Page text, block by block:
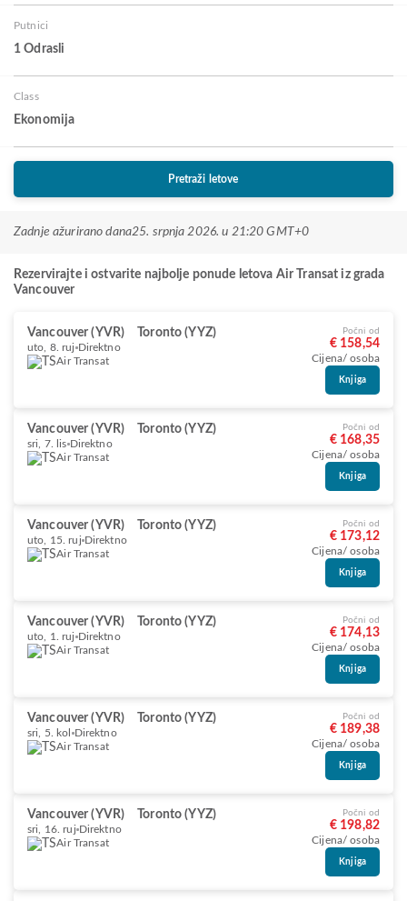
Putnici
1 Odrasli
Class
Ekonomija
Pretraži letove
Zadnje ažurirano dana25. srpnja 2026. u 21:20 GMT+0
Rezervirajte i ostvarite najbolje ponude letova Air Transat iz grada
Vancouver
Vancouver (YVR) Toronto (YYZ)
uto, 8. ruj Direktno
Air Transat
Počni od
€ 158,54
Cijena/ osoba
Knjiga
Vancouver (YVR) Toronto (YYZ)
sri, 7. lis Direktno
Air Transat
Počni od
€ 168,35
Cijena/ osoba
Knjiga
Vancouver (YVR) Toronto (YYZ)
uto, 15. ruj Direktno
Air Transat
Počni od
€ 173,12
Cijena/ osoba
Knjiga
Vancouver (YVR) Toronto (YYZ)
uto, 1. ruj Direktno
Air Transat
Počni od
€ 174,13
Cijena/ osoba
Knjiga
Vancouver (YVR) Toronto (YYZ)
sri, 5. kol Direktno
Air Transat
Počni od
€ 189,38
Cijena/ osoba
Knjiga
Vancouver (YVR) Toronto (YYZ)
sri, 16. ruj Direktno
Air Transat
Počni od
€ 198,82
Cijena/ osoba
Knjiga